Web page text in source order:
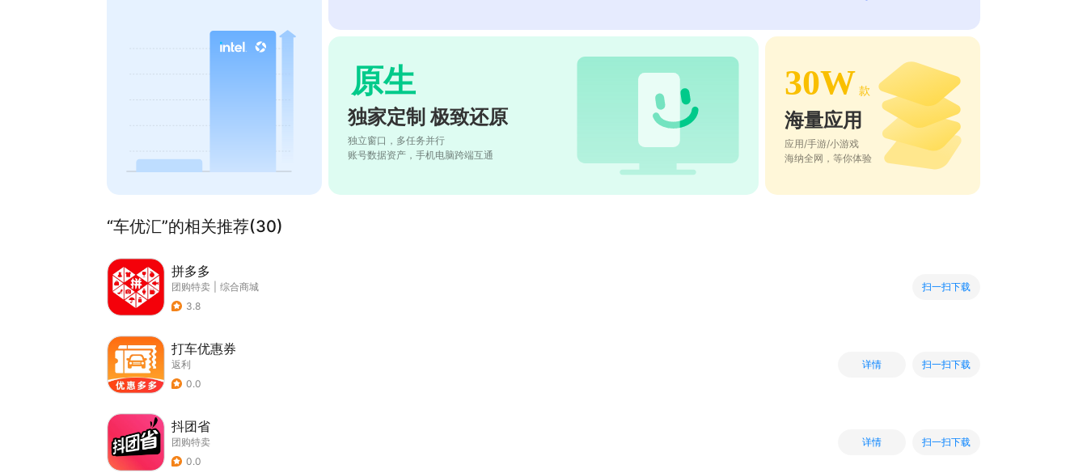
原生
独家定制 极致还原
独立窗口，多任务并行
账号数据资产，手机电脑跨端互通
30W 款
海量应用
应用/手游/小游戏
海纳全网，等你体验
“车优汇”的相关推荐(30)
拼多多
团购特卖
综合商城
3.8
扫一扫下载
打车优惠券
返利
0.0
详情 扫一扫下载
抖团省
团购特卖
0.0
详情 扫一扫下载